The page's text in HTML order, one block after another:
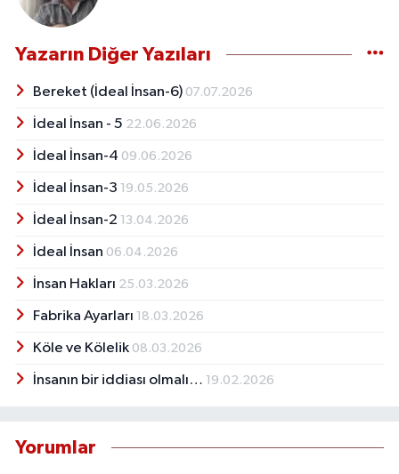
Yazarın Diğer Yazıları
Bereket (İdeal İnsan-6) 07.07.2026
İdeal İnsan - 5 22.06.2026
İdeal İnsan-4 09.06.2026
İdeal İnsan-3 19.05.2026
İdeal İnsan-2 13.04.2026
İdeal İnsan 06.04.2026
İnsan Hakları 25.03.2026
Fabrika Ayarları 18.03.2026
Köle ve Kölelik 08.03.2026
İnsanın bir iddiası olmalı… 19.02.2026
Yorumlar